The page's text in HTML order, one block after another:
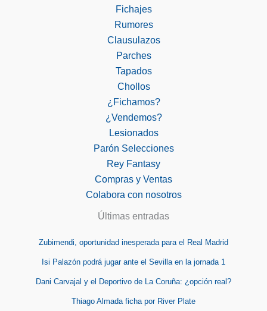
Fichajes
Rumores
Clausulazos
Parches
Tapados
Chollos
¿Fichamos?
¿Vendemos?
Lesionados
Parón Selecciones
Rey Fantasy
Compras y Ventas
Colabora con nosotros
Últimas entradas
Zubimendi, oportunidad inesperada para el Real Madrid
Isi Palazón podrá jugar ante el Sevilla en la jornada 1
Dani Carvajal y el Deportivo de La Coruña: ¿opción real?
Thiago Almada ficha por River Plate